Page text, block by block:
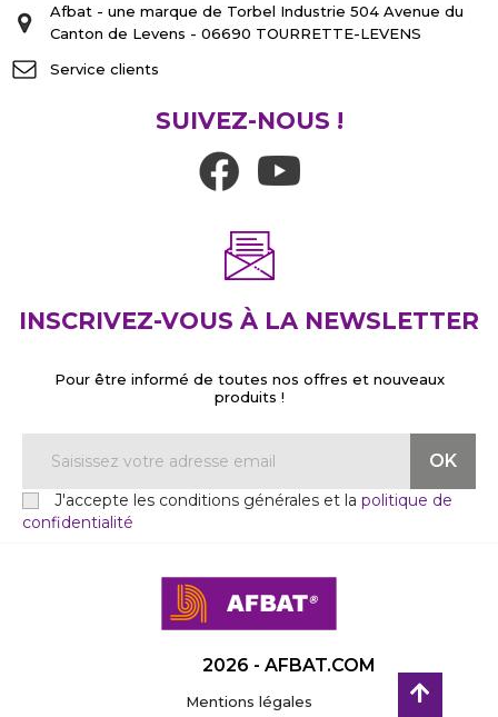
Afbat - une marque de Torbel Industrie 504 Avenue du
Canton de Levens - 06690 TOURRETTE-LEVENS
Service clients
SUIVEZ-NOUS !
INSCRIVEZ-VOUS À LA NEWSLETTER
Pour être informé de toutes nos offres et nouveaux
produits !
J'accepte les conditions générales et la politique de
confidentialité
2026 - AFBAT.COM
Mentions légales